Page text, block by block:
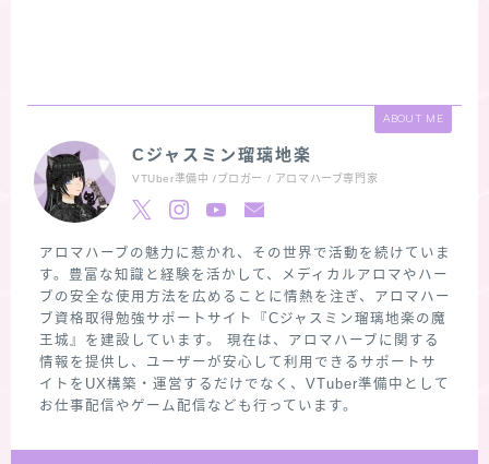
ABOUT ME
Cジャスミン瑠璃地楽
VTUber準備中 /ブロガー / アロマハーブ専門家
アロマハーブの魅力に惹かれ、その世界で活動を続けていま
す。豊富な知識と経験を活かして、メディカルアロマやハー
ブの安全な使用方法を広めることに情熱を注ぎ、アロマハー
ブ資格取得勉強サポートサイト『Cジャスミン瑠璃地楽の魔
王城』を建設しています。 現在は、アロマハーブに関する
情報を提供し、ユーザーが安心して利用できるサポートサ
イトをUX構築・運営するだけでなく、VTuber準備中として
お仕事配信やゲーム配信なども行っています。